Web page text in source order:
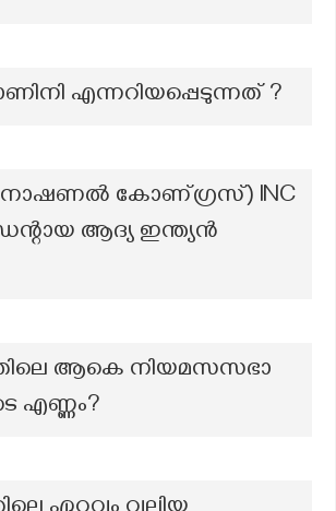
എന്നറിയപ്പെടുന്നത് ?
നാഷണല്‍ കോണ്ഗ്രസ്) INC
ആദ്യ ഇന്ത്യൻ
ആകെ നിയമസസഭാ
എണ്ണം?